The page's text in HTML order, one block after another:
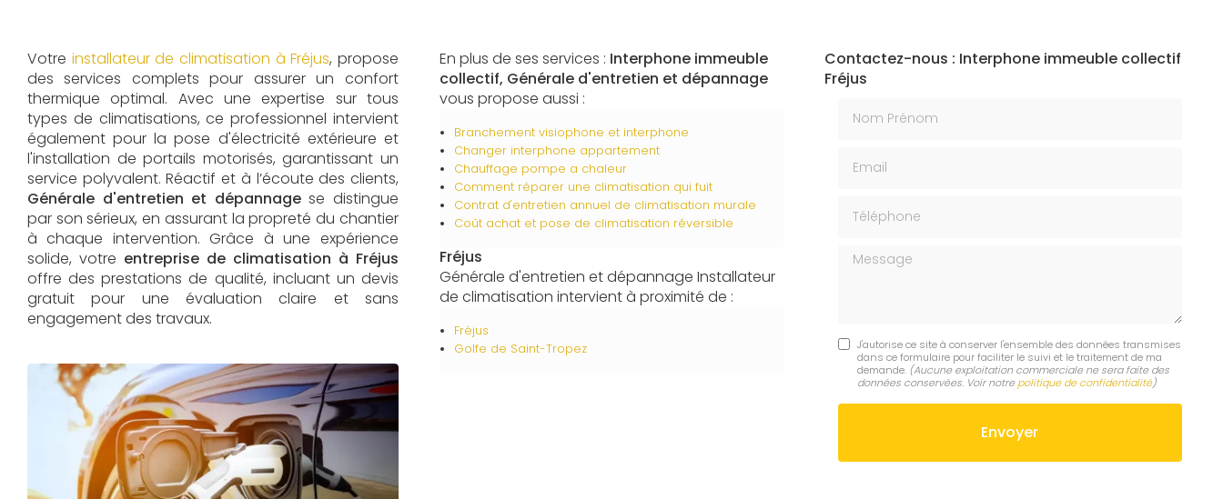
Votre installateur de climatisation à Fréjus, propose
des services complets pour assurer un confort
thermique optimal. Avec une expertise sur tous
types de climatisations, ce professionnel intervient
également pour la pose d'électricité extérieure et
l'installation de portails motorisés, garantissant un
service polyvalent. Réactif et à l’écoute des clients,
Générale d'entretien et dépannagese distingue
par son sérieux, en assurant la propreté du chantier
à chaque intervention. Grâce à une expérience
solide, votre entreprise de climatisation à Fréjus
offre des prestations de qualité, incluant un devis
gratuit pour une évaluation claire et sans
engagement des travaux.
En plus de ses services : Interphone immeuble
collectif, Générale d'entretien et dépannage
vous propose aussi :
Branchement visiophone et interphone
Changer interphone appartement
Chauffage pompe a chaleur
Comment réparer une climatisation qui fuit
Contrat d'entretien annuel de climatisation murale
Coût achat et pose de climatisation réversible
Fréjus
Générale d'entretien et dépannage Installateur
de climatisation intervient à proximité de :
Fréjus
Golfe de Saint-Tropez
Contactez-nous : Interphone immeuble collectif
Fréjus
Message
J'autorise ce site à conserver l'ensemble des données transmises
dans ce formulaire pour faciliter le suivi et le traitement de ma
demande. (Aucune exploitation commerciale ne sera faite des
données conservées. Voir notre politique de confidentialité)